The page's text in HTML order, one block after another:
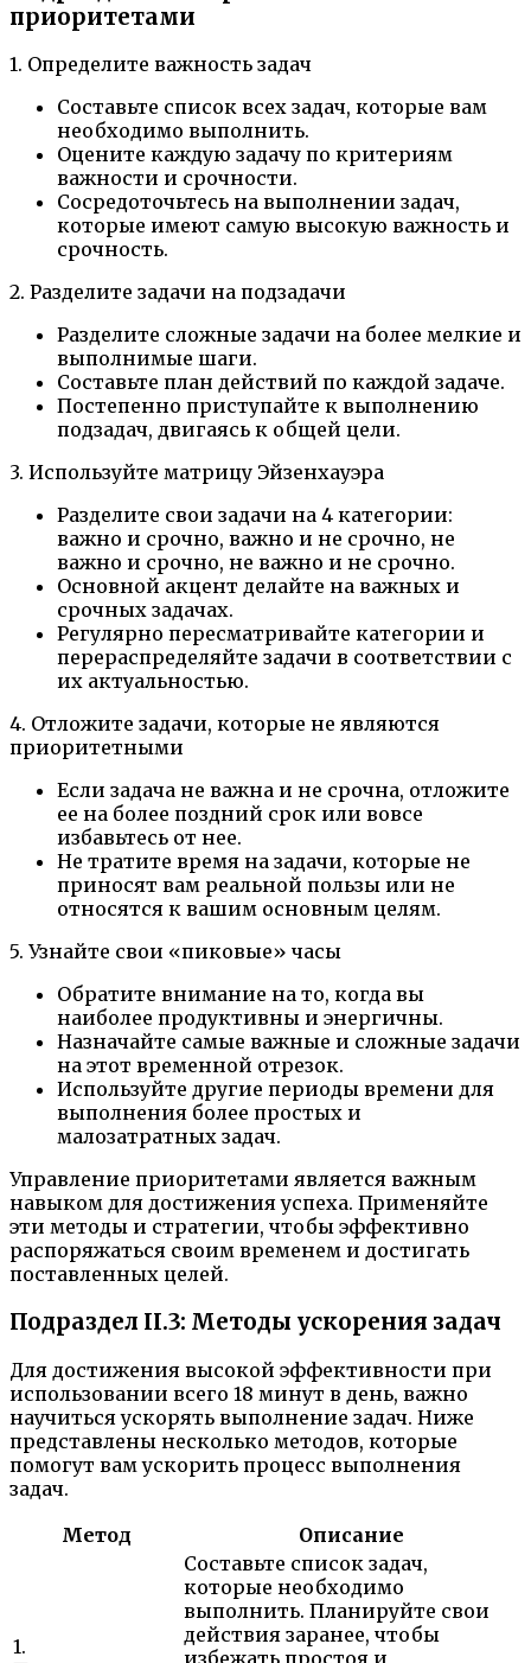
приоритетами
1. Определите важность задач
Составьте список всех задач, которые вам
необходимо выполнить.
Оцените каждую задачу по критериям
важности и срочности.
Сосредоточьтесь на выполнении задач,
которые имеют самую высокую важность и
срочность.
2. Разделите задачи на подзадачи
Разделите сложные задачи на более мелкие и
выполнимые шаги.
Составьте план действий по каждой задаче.
Постепенно приступайте к выполнению
подзадач, двигаясь к общей цели.
3. Используйте матрицу Эйзенхауэра
Разделите свои задачи на 4 категории:
важно и срочно, важно и не срочно, не
важно и срочно, не важно и не срочно.
Основной акцент делайте на важных и
срочных задачах.
Регулярно пересматривайте категории и
перераспределяйте задачи в соответствии с
их актуальностью.
4. Отложите задачи, которые не являются
приоритетными
Если задача не важна и не срочна, отложите
ее на более поздний срок или вовсе
избавьтесь от нее.
Не тратите время на задачи, которые не
приносят вам реальной пользы или не
относятся к вашим основным целям.
5. Узнайте свои «пиковые» часы
Обратите внимание на то, когда вы
наиболее продуктивны и энергичны.
Назначайте самые важные и сложные задачи
на этот временной отрезок.
Используйте другие периоды времени для
выполнения более простых и
малозатратных задач.
Управление приоритетами является важным
навыком для достижения успеха. Применяйте
эти методы и стратегии, чтобы эффективно
распоряжаться своим временем и достигать
поставленных целей.
Подраздел II.3: Методы ускорения задач
Для достижения высокой эффективности при
использовании всего 18 минут в день, важно
научиться ускорять выполнение задач. Ниже
представлены несколько методов, которые
помогут вам ускорить процесс выполнения
задач.
Метод
Описание
1.
Составьте список задач,
которые необходимо
выполнить. Планируйте свои
действия заранее, чтобы
избежать простоя и